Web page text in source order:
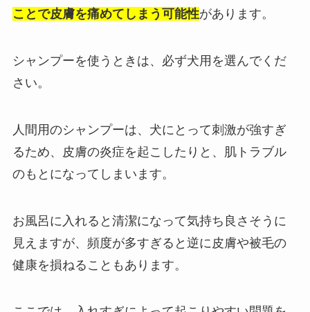
ことで皮膚を痛めてしまう可能性があります。
シャンプーを使うときは、必ず犬用を選んでくだ
さい。
人間用のシャンプーは、犬にとって刺激が強すぎ
るため、皮膚の炎症を起こしたりと、肌トラブル
のもとになってしまいます。
お風呂に入れると清潔になって気持ち良さそうに
見えますが、頻度が多すぎると逆に皮膚や被毛の
健康を損ねることもあります。